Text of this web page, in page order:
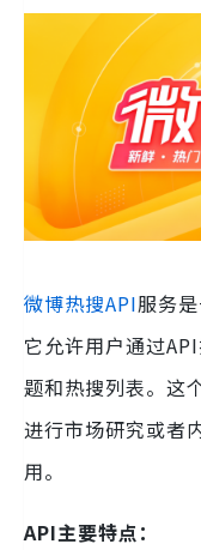
微博热搜API服务
它允许用户通过
题和热搜列表。这
进行市场研究或者
用。
API主要特点：